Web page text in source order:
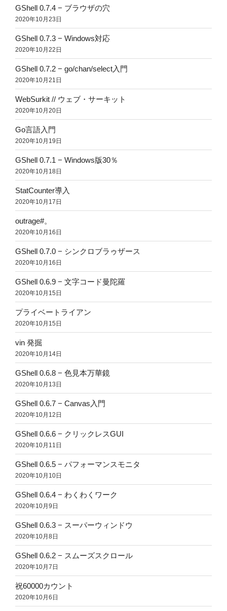
GShell 0.7.4 − ブラウザの穴
2020年10月23日
GShell 0.7.3 − Windows対応
2020年10月22日
GShell 0.7.2 − go/chan/select入門
2020年10月21日
WebSurkit // ウェブ・サーキット
2020年10月20日
Go言語入門
2020年10月19日
GShell 0.7.1 − Windows版30％
2020年10月18日
StatCounter導入
2020年10月17日
outrage#。
2020年10月16日
GShell 0.7.0 − シンクロブラゥザース
2020年10月16日
GShell 0.6.9 − 文字コード曼陀羅
2020年10月15日
プライベートライアン
2020年10月15日
vin 発掘
2020年10月14日
GShell 0.6.8 − 色見本万華鏡
2020年10月13日
GShell 0.6.7 − Canvas入門
2020年10月12日
GShell 0.6.6 − クリックレスGUI
2020年10月11日
GShell 0.6.5 − パフォーマンスモニタ
2020年10月10日
GShell 0.6.4 − わくわくワーク
2020年10月9日
GShell 0.6.3 − スーパーウィンドウ
2020年10月8日
GShell 0.6.2 − スムーズスクロール
2020年10月7日
祝60000カウント
2020年10月6日